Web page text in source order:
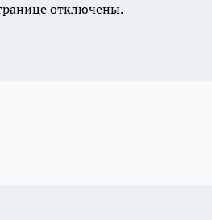
отключены.